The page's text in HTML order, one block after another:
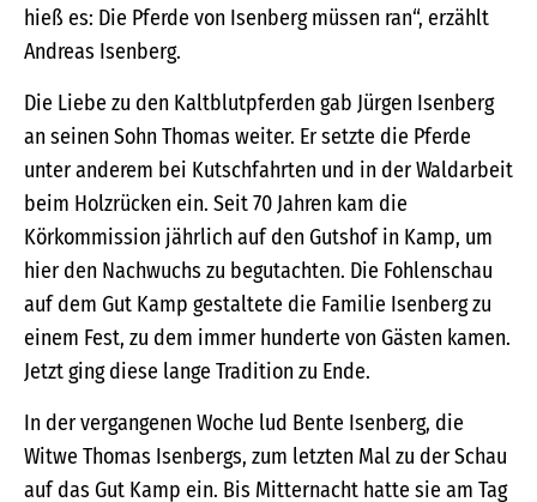
hieß es: Die Pferde von Isenberg müssen ran“, erzählt
Andreas Isenberg.
Die Liebe zu den Kaltblutpferden gab Jürgen Isenberg
an seinen Sohn Thomas weiter. Er setzte die Pferde
unter anderem bei Kutschfahrten und in der Waldarbeit
beim Holzrücken ein. Seit 70 Jahren kam die
Körkommission jährlich auf den Gutshof in Kamp, um
hier den Nachwuchs zu begutachten. Die Fohlenschau
auf dem Gut Kamp gestaltete die Familie Isenberg zu
einem Fest, zu dem immer hunderte von Gästen kamen.
Jetzt ging diese lange Tradition zu Ende.
In der vergangenen Woche lud Bente Isenberg, die
Witwe Thomas Isenbergs, zum letzten Mal zu der Schau
auf das Gut Kamp ein. Bis Mitternacht hatte sie am Tag